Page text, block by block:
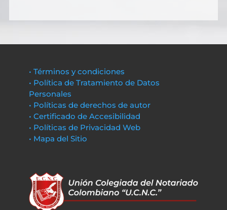
• Términos y condiciones
• Política de Tratamiento de Datos
Personales
• Políticas de derechos de autor
• Certificado de Accesibilidad
• Políticas de Privacidad Web
• Mapa del Sitio